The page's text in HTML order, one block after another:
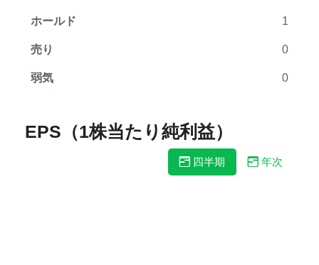
ホールド 1
売り 0
弱気 0
EPS（1株当たり純利益）
四半期 年次